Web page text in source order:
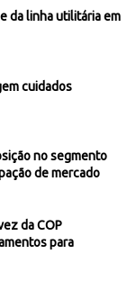
da linha utilitária em
cuidados
no segmento
de mercado
da COP
para